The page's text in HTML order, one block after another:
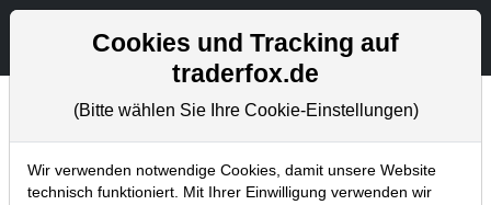
Aktien- und Artikelsuche
Börsenmagazine
Home Blog Börsenmagazine
Cookies und Tracking auf
traderfox.de
(Bitte wählen Sie Ihre Cookie-Einstellungen)
Wir verwenden notwendige Cookies, damit unsere Website
technisch funktioniert. Mit Ihrer Einwilligung verwenden wir